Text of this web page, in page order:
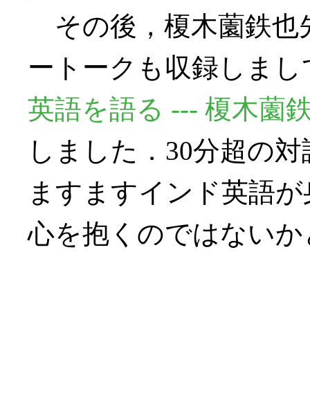
その後，榎木薗鉄也
ートークも収録しま
英語を語る --- 榎木薗
しました．30分超の
ますますインド英語
心を抱くのではない